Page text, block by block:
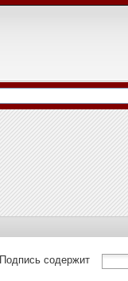
Подпись содержит